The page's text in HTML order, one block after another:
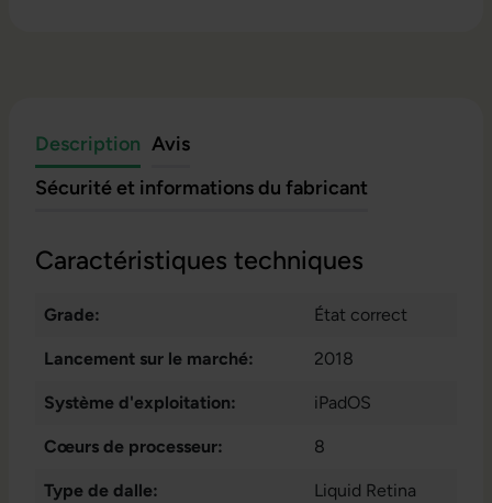
Description Avis
Sécurité et informations du fabricant
Caractéristiques techniques
Grade: État correct
Lancement sur le marché: 2018
Système d'exploitation: iPadOS
Cœurs de processeur: 8
Type de dalle:
Liquid Retina